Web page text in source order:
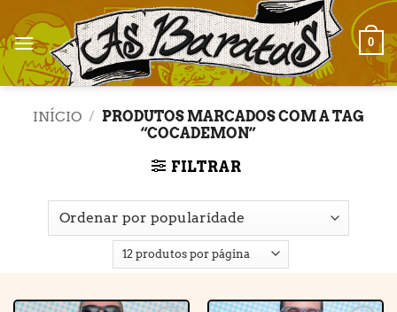
to
content
0
INÍCIO / PRODUTOS MARCADOS COM A TAG
“COCADEMON”
FILTRAR